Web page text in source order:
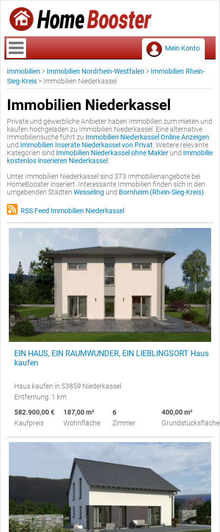
Mein Konto
Immobilien > Immobilien Nordrhein-Westfalen > Immobilien Rhein-
Sieg-Kreis > Immobilien Niederkassel
Immobilien Niederkassel
Private und gewerbliche Anbieter haben Immobilien zum mieten und
kaufen hochgeladen zu Immobilien Niederkassel. Eine alternative
Immobiliensuche führt zu Immobilien Niederkassel Online Anzeigen
und Immobilien Inserate Niederkassel von Privat . Weitere relevante
Kategorien sind Immobilien Niederkassel ohne Makler und Immobilie
kostenlos inserieren Niederkassel
Unter Immobilien Niederkassel sind 373 Immobilienangebote bei
HomeBooster inseriert. Interessante Immobilien finden sich in den
umgebenden Städten Wesseling und Bornheim (Rhein-Sieg-Kreis)
RSS Feed Immobilien Niederkassel
EIN HAUS, EIN RAUMWUNDER, EIN LIEBLINGSORT Haus
kaufen
Haus kaufen in 53859 Niederkassel
Entfernung: 1 km
582.900,00 €
Kaufpreis
187,00 m²
Wohnfläche
6
Zimmer
400,00 m²
Grundstücksfläche